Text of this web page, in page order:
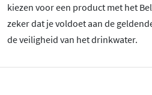
kiezen voor een product met het
zeker dat je voldoet aan de
de veiligheid van het drinkwater.